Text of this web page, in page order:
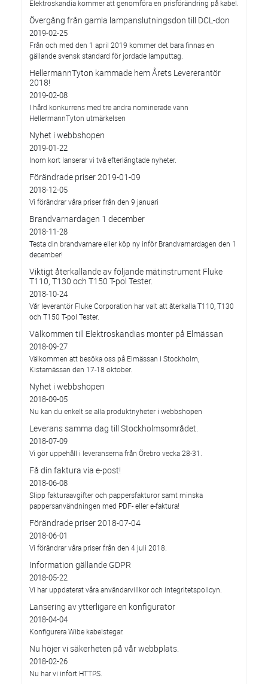
Elektroskandia kommer att genomföra en prisförändring på kabel.
Övergång från gamla lampanslutningsdon till DCL-don
2019-02-25
Från och med den 1 april 2019 kommer det bara finnas en
gällande svensk standard för jordade lamputtag.
HellermannTyton kammade hem Årets Levererantör
2018!
2019-02-08
I hård konkurrens med tre andra nominerade vann
HellermannTyton utmärkelsen
Nyhet i webbshopen
2019-01-22
Inom kort lanserar vi två efterlängtade nyheter.
Förändrade priser 2019-01-09
2018-12-05
Vi förändrar våra priser från den 9 januari
Brandvarnardagen 1 december
2018-11-28
Testa din brandvarnare eller köp ny inför Brandvarnardagen den 1
december!
Viktigt återkallande av följande mätinstrument Fluke
T110, T130 och T150 T-pol Tester.
2018-10-24
Vår leverantör Fluke Corporation har valt att återkalla T110, T130
och T150 T-pol Tester.
Välkommen till Elektroskandias monter på Elmässan
2018-09-27
Välkommen att besöka oss på Elmässan i Stockholm,
Kistamässan den 17-18 oktober.
Nyhet i webbshopen
2018-09-05
Nu kan du enkelt se alla produktnyheter i webbshopen
Leverans samma dag till Stockholmsområdet.
2018-07-09
Vi gör uppehåll i leveranserna från Örebro vecka 28-31.
Få din faktura via e-post!
2018-06-08
Slipp fakturaavgifter och pappersfakturor samt minska
pappersanvändningen med PDF- eller e-faktura!
Förändrade priser 2018-07-04
2018-06-01
Vi förändrar våra priser från den 4 juli 2018.
Information gällande GDPR
2018-05-22
Vi har uppdaterat våra användarvillkor och integritetspolicyn.
Lansering av ytterligare en konfigurator
2018-04-04
Konfigurera Wibe kabelstegar.
Nu höjer vi säkerheten på vår webbplats.
2018-02-26
Nu har vi infört HTTPS.